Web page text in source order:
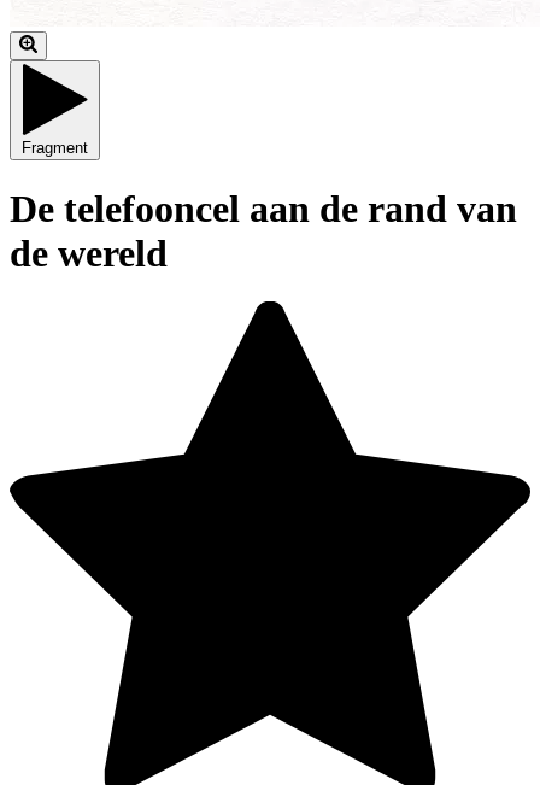
Fragment
De telefooncel aan de rand van
de wereld